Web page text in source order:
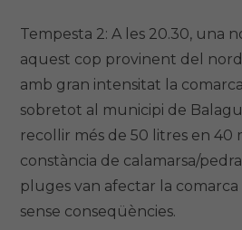
Tempesta 2: A les 20.30, una
aquest cop provinent del
amb gran intensitat la
sobretot al municipi de
recollir més de 50 litres en 40
constància de calamarsa/
pluges van afectar la comarca
sense conseqüències.